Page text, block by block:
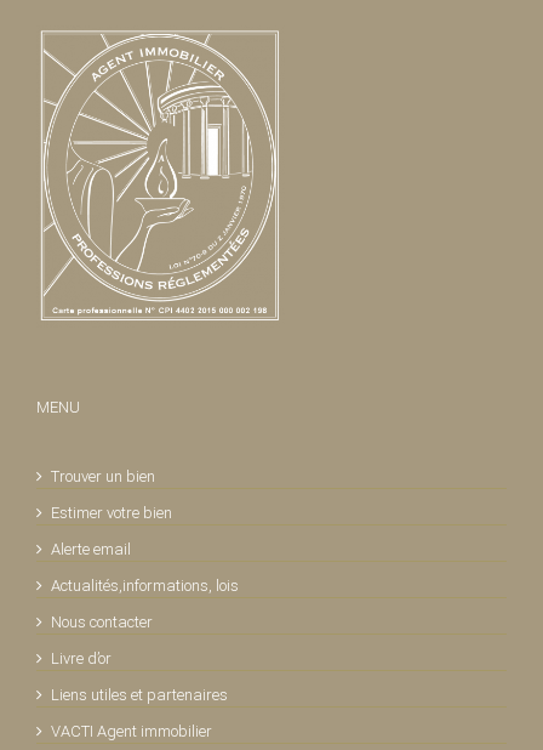
MENU
Trouver un bien
Estimer votre bien
Alerte email
Actualités,informations, lois
Nous contacter
Livre d’or
Liens utiles et partenaires
VACTI Agent immobilier